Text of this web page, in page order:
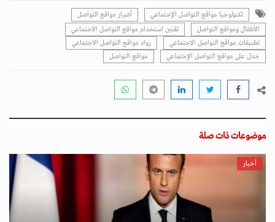
تكنولوجيا مواقع التواصل الإجتماعي
أضرار مواقع التواصل
الأطفال ومواقع التواصل
تقنين استخدام مواقع التواصل الاجتماعي
تطبيقات مواقع التواصل الاجتماعي
رواد مواقع التواصل الاجتماعي
جدل على مواقع التواصل الإجتماعي
مواقع التواصل
موضوعات ذات صلة
أخبار